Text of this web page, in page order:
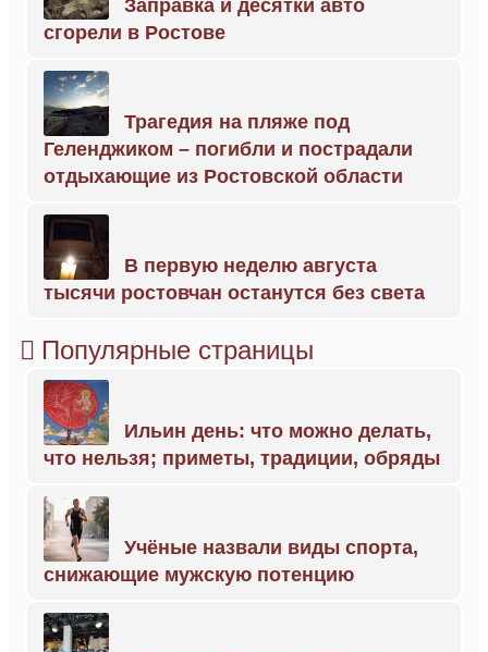
Заправка и десятки авто
сгорели в Ростове
Трагедия на пляже под
Геленджиком – погибли и пострадали
отдыхающие из Ростовской области
В первую неделю августа
тысячи ростовчан останутся без света
Популярные страницы
Ильин день: что можно делать,
что нельзя; приметы, традиции, обряды
Учёные назвали виды спорта,
снижающие мужскую потенцию